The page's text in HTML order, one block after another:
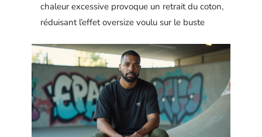
chaleur excessive provoque un retrait du coton,
réduisant l’effet oversize voulu sur le buste